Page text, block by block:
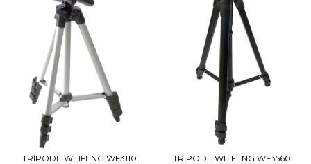
TRÍPODE WEIFENG WF3110 TRIPODE WEIFENG WF3560